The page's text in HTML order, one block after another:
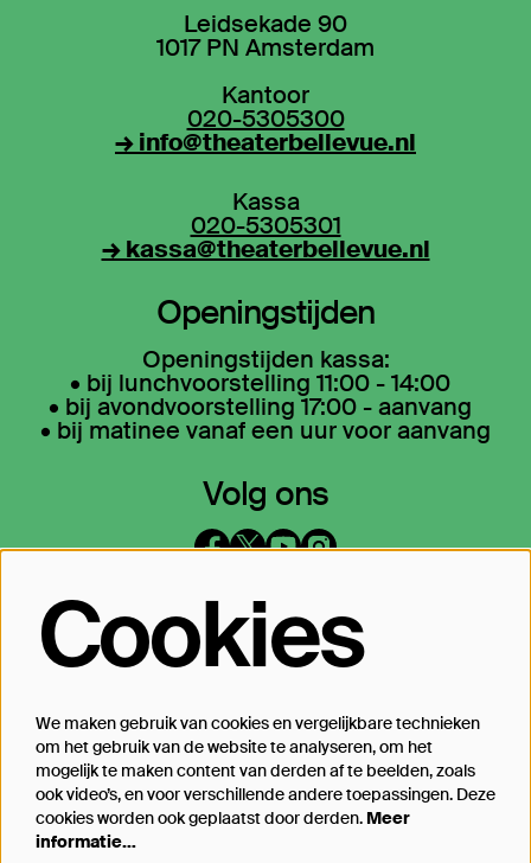
Leidsekade 90
1017 PN Amsterdam
Kantoor
020-5305300
→ info@theaterbellevue.nl
Kassa
020-5305301
→ kassa@theaterbellevue.nl
Openingstijden
Openingstijden kassa:
• bij lunchvoorstelling 11:00 - 14:00
• bij avondvoorstelling 17:00 - aanvang
• bij matinee vanaf een uur voor aanvang
Volg ons
Op de hoogte blijven?
Inschrijven
Cookies
We maken gebruik van cookies en vergelijkbare technieken
om het gebruik van de website te analyseren, om het
mogelijk te maken content van derden af te beelden, zoals
ook video’s, en voor verschillende andere toepassingen. Deze
cookies worden ook geplaatst door derden. Meer
informatie…